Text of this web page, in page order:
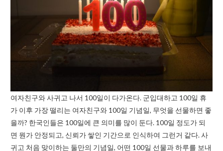
여자친구와 사귀고 나서 100일이 다가온다. 군입대하고 100일 휴
가 이후 가장 떨리는 여자친구와 100일 기념일, 무엇을 선물하면 좋
을까? 한국인들은 100일에 큰 의미를 많이 둔다. 100일 정도가 되
면 뭔가 안정되고, 신뢰가 쌓인 기간으로 인식하여 그런거 같다. 사
귀고 처음 맞이하는 둘만의 기념일, 어떤 100일 선물과 하루를 보내